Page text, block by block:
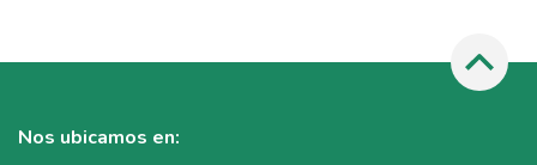
Nos ubicamos en: